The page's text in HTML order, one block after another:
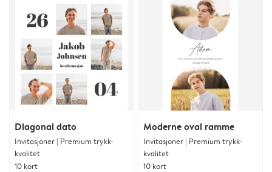
Diagonal dato
Invitasjoner | Premium trykk-
kvalitet
10 kort
Moderne oval ramme
Invitasjoner | Premium trykk-
kvalitet
10 kort